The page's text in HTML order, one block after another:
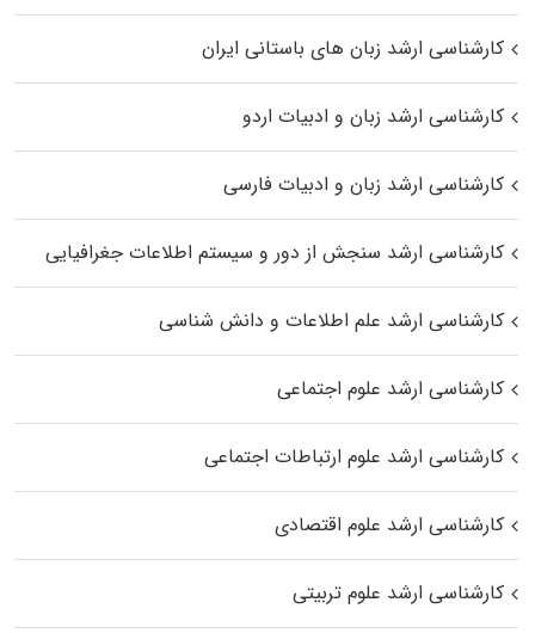
کارشناسی ارشد زبان‌ های باستانی ایران
کارشناسی ارشد زبان و ادبیات اردو
کارشناسی ارشد زبان و ادبیات فارسی
کارشناسی ارشد سنجش از دور و سیستم اطلاعات جغرافیایی
کارشناسی ارشد علم اطلاعات و دانش شناسی
کارشناسی ارشد علوم اجتماعی
کارشناسی ارشد علوم ارتباطات اجتماعی
کارشناسی ارشد علوم اقتصادی
کارشناسی ارشد علوم تربیتی